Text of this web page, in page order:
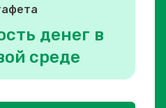
денег в
среде